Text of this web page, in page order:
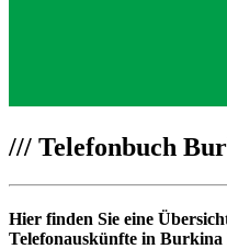
/// Telefonbuch
Hier finden Sie eine
Telefonauskünfte in Burkina